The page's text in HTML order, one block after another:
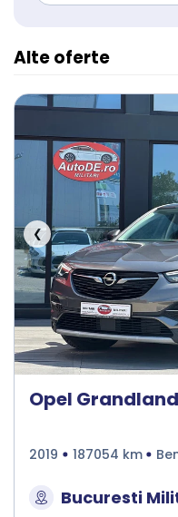
Alte oferte
❮
Opel
2019 187054 km
Bucuresti